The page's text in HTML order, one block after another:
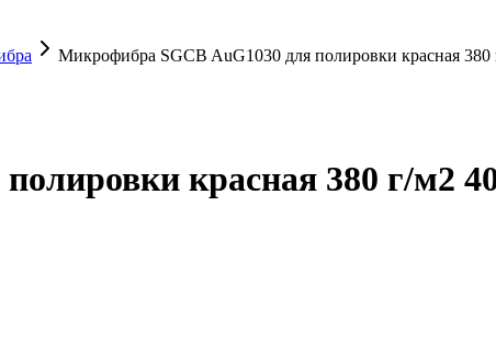
Микрофибра SGCB AuG1030 для полировки красная 380
красная 380 г/м2